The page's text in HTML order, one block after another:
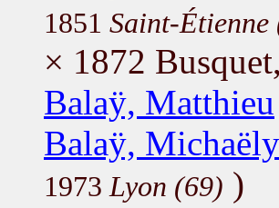
1851 Saint-Étienne
× 1872
Balaÿ, Matthieu
Balaÿ, Michaëly
1973 Lyon (69) )